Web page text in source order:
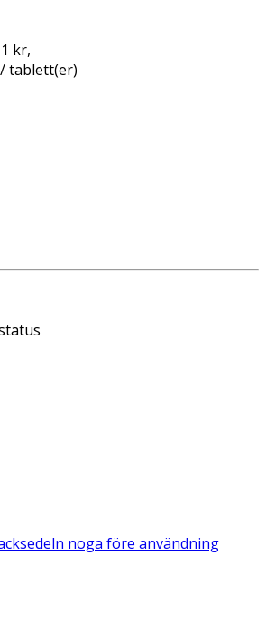
kr,
tablett(er)
noga före användning